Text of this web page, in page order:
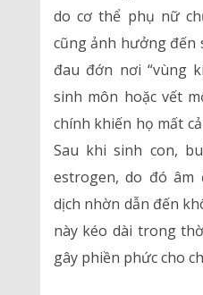
do cơ thể phụ nữ
cũng ảnh hưởng đến
đau đớn nơi “vùng
sinh môn hoặc vết
chính khiến họ mất
Sau khi sinh con,
estrogen, do đó
dịch nhờn dẫn đến
này kéo dài trong
gây phiền phức cho